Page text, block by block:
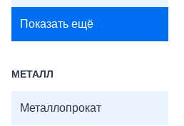
Показать ещё
МЕТАЛЛ
Металлопрокат